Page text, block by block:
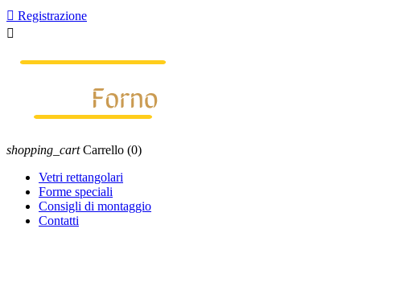
 Registrazione

shopping_cart Carrello (0)
Vetri rettangolari
Forme speciali
Consigli di montaggio
Contatti